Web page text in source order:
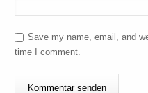
Save my name, email, and
time I comment.